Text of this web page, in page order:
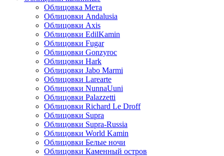
Облицовка Мета
Облицовки Andalusia
Облицовки Axis
Облицовки EdilKamin
Облицовки Fugar
Облицовки Gonzyroc
Облицовки Hark
Облицовки Jabo Marmi
Облицовки Larearte
Облицовки NunnaUuni
Облицовки Palazzetti
Облицовки Richard Le Droff
Облицовки Supra
Облицовки Supra-Russia
Облицовки World Kamin
Облицовки Белые ночи
Облицовки Каменный остров